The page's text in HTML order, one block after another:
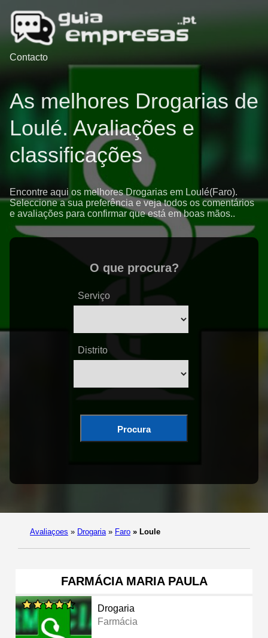
Contacto
As melhores Drogarias de
Loulé. Avaliações e
classificações
Encontre aqui os melhores Drogarias em Loulé(Faro).
Seleccione a sua preferência e veja todos os comentários
e avaliações para confirmar que está em boas mãos..
O que procura?
Serviço
Distrito
Procura
Avaliaçoes » Drogaria » Faro » Loule
FARMÁCIA MARIA PAULA
Drogaria
Farmácia